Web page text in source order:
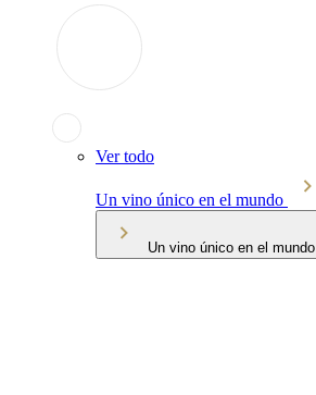
Ver todo
Un vino único en el mundo
Un vino único en el mundo